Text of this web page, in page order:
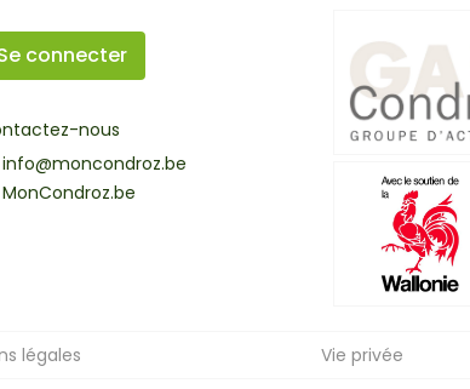
connecter
nous
info@moncondroz.be
MonCondroz.be
légales Vie privée